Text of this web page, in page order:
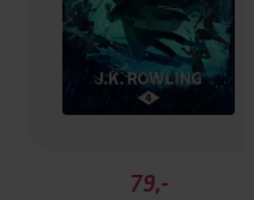
79,-